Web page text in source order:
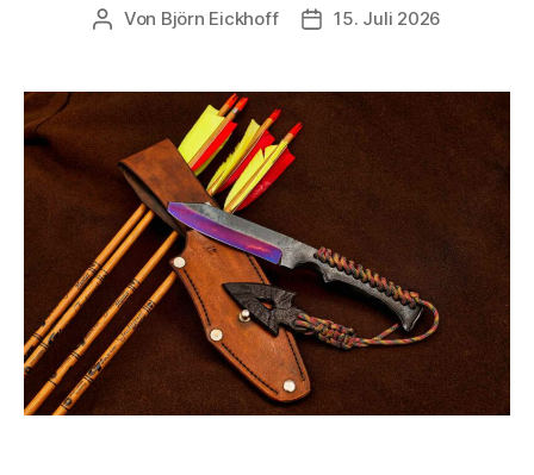
Beitragsautor
Von Björn Eickhoff Veröffentlichungsdatum
15. Juli 2026